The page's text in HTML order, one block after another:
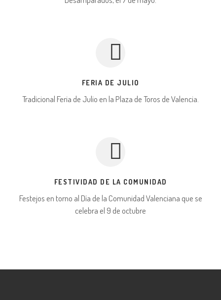
FERIA DE JULIO
Tradicional Feria de Julio en la Plaza de Toros de Valencia.
FESTIVIDAD DE LA COMUNIDAD
Festejos en torno al Día de la Comunidad Valenciana que se
celebra el 9 de octubre